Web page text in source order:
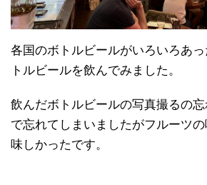
各国のボトルビールがいろいろあ
トルビールを飲んでみました。
飲んだボトルビールの写真撮るの
で忘れてしまいましたがフルーツ
味しかったです。